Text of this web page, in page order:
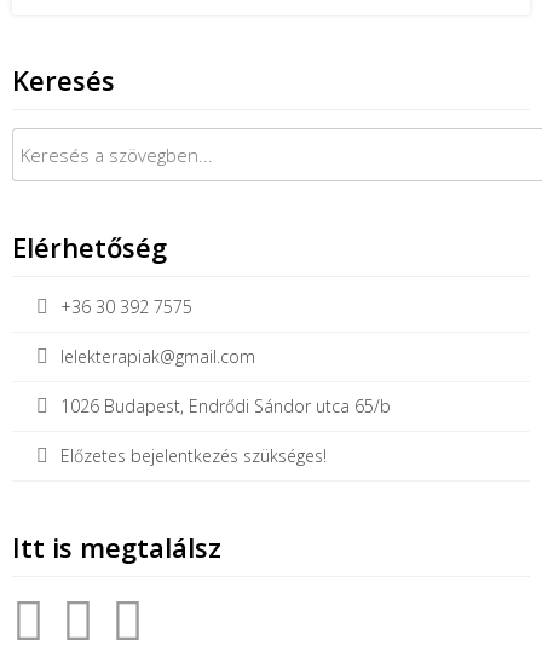
Keresés
Keresés:
Elérhetőség
+36 30 392 7575
lelekterapiak@gmail.com
1026 Budapest, Endrődi Sándor utca 65/b
Előzetes bejelentkezés szükséges!
Itt is megtalálsz